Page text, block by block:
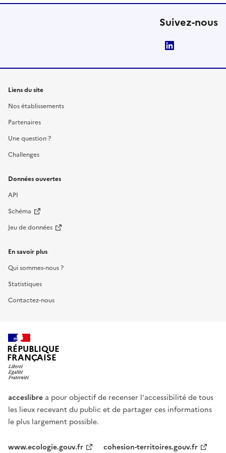
Suivez-nous
Liens du site
Nos établissements
Partenaires
Une question ?
Challenges
Données ouvertes
API
Schéma
Jeu de données
En savoir plus
Qui sommes-nous ?
Statistiques
Contactez-nous
RÉPUBLIQUE
FRANÇAISE
acceslibre a pour objectif de recenser l'accessibilité de tous
les lieux recevant du public et de partager ces informations
le plus largement possible.
www.ecologie.gouv.fr
cohesion-territoires.gouv.fr